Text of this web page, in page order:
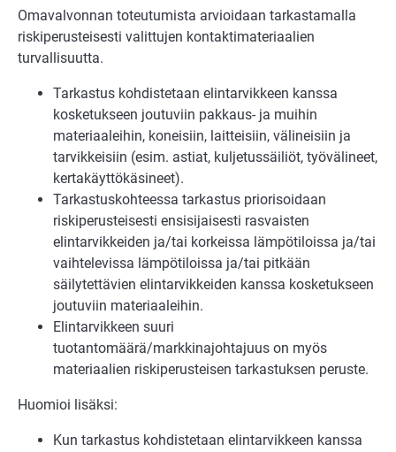
Omavalvonnan toteutumista arvioidaan tarkastamalla
riskiperusteisesti valittujen kontaktimateriaalien
turvallisuutta.
Tarkastus kohdistetaan elintarvikkeen kanssa
kosketukseen joutuviin pakkaus- ja muihin
materiaaleihin, koneisiin, laitteisiin, välineisiin ja
tarvikkeisiin (esim. astiat, kuljetussäiliöt, työvälineet,
kertakäyttökäsineet).
Tarkastuskohteessa tarkastus priorisoidaan
riskiperusteisesti ensisijaisesti rasvaisten
elintarvikkeiden ja/tai korkeissa lämpötiloissa ja/tai
vaihtelevissa lämpötiloissa ja/tai pitkään
säilytettävien elintarvikkeiden kanssa kosketukseen
joutuviin materiaaleihin.
Elintarvikkeen suuri
tuotantomäärä/markkinajohtajuus on myös
materiaalien riskiperusteisen tarkastuksen peruste.
Huomioi lisäksi:
Kun tarkastus kohdistetaan elintarvikkeen kanssa